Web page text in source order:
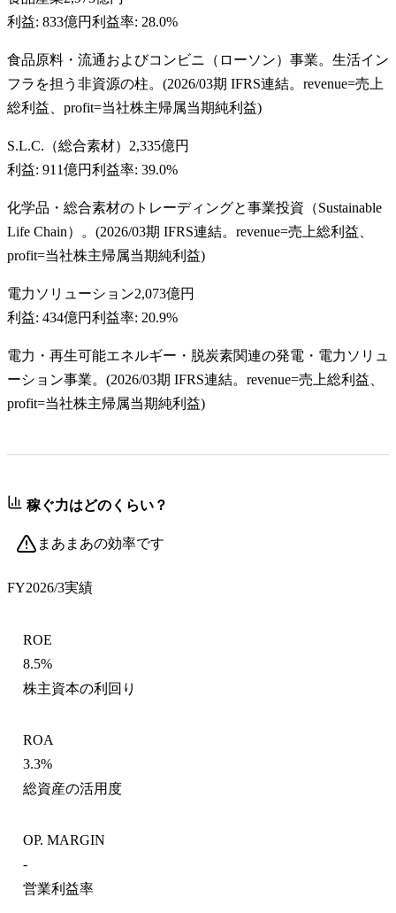
利益: 833億円利益率: 28.0%
食品原料・流通およびコンビニ（ローソン）事業。生活イン
フラを担う非資源の柱。(2026/03期 IFRS連結。revenue=売上
総利益、profit=当社株主帰属当期純利益)
S.L.C.（総合素材） 2,335億円
利益: 911億円利益率: 39.0%
化学品・総合素材のトレーディングと事業投資（Sustainable
Life Chain）。(2026/03期 IFRS連結。revenue=売上総利益、
profit=当社株主帰属当期純利益)
電力ソリューション2,073億円
利益: 434億円利益率: 20.9%
電力・再生可能エネルギー・脱炭素関連の発電・電力ソリュ
ーション事業。(2026/03期 IFRS連結。revenue=売上総利益、
profit=当社株主帰属当期純利益)
稼ぐ力はどのくらい？
まあまあの効率です
FY2026/3実績
ROE
8.5%
株主資本の利回り
ROA
3.3%
総資産の活用度
OP. MARGIN
-
営業利益率